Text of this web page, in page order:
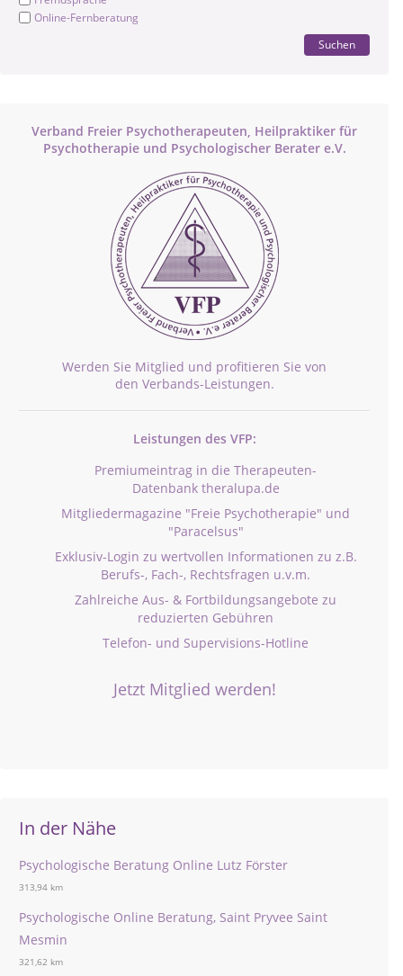
Online-Fernberatung
Suchen
Verband Freier Psychotherapeuten, Heilpraktiker für
Psychotherapie und Psychologischer Berater e.V.
Werden Sie Mitglied und profitieren Sie von
den Verbands-Leistungen.
Leistungen des VFP:
Premiumeintrag in die Therapeuten-
Datenbank theralupa.de
Mitgliedermagazine "Freie Psychotherapie" und
"Paracelsus"
Exklusiv-Login zu wertvollen Informationen zu z.B.
Berufs-, Fach-, Rechtsfragen u.v.m.
Zahlreiche Aus- & Fortbildungsangebote zu
reduzierten Gebühren
Telefon- und Supervisions-Hotline
Jetzt Mitglied werden!
In der Nähe
Psychologische Beratung Online Lutz Förster
313,94 km
Psychologische Online Beratung, Saint Pryvee Saint
Mesmin
321,62 km